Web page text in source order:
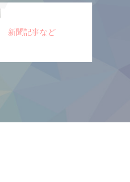
新聞記事など